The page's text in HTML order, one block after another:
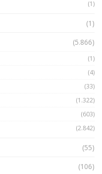
(1)
(1)
(5.866)
(1)
(4)
(33)
(1.322)
(603)
(2.842)
(55)
(106)